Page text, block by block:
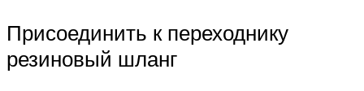
Присоединить к переходнику
резиновый шланг